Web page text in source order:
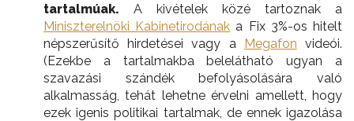
tartalmúak. A kivételek közé tartoznak a
Miniszterelnöki Kabinetirodának a Fix 3%-os hitelt
népszerűsítő hirdetései vagy a Megafon videói.
(Ezekbe a tartalmakba belelátható ugyan a
szavazási szándék befolyásolására való
alkalmasság, tehát lehetne érvelni amellett, hogy
ezek igenis politikai tartalmak, de ennek igazolása